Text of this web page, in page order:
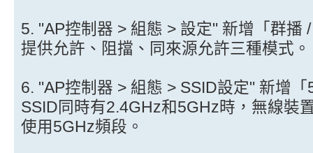
5. "AP控制器 > 組態 > 設定" 新增「群播
提供允許、阻擋、同來源允許三種模式。
6. "AP控制器 > 組態 > SSID設定" 新增
SSID同時有2.4GHz和5GHz時，無線裝
使用5GHz頻段。